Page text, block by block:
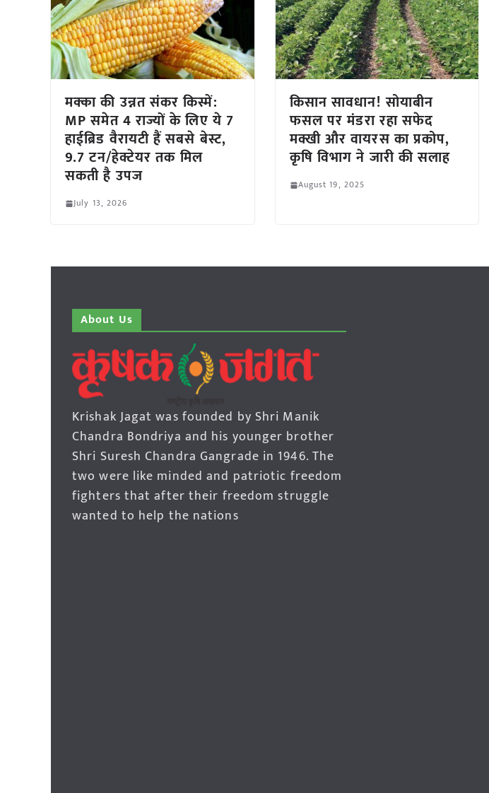
मक्का की उन्नत संकर किस्में:
MP समेत 4 राज्यों के लिए ये 7
हाईब्रिड वैरायटी हैं सबसे बेस्ट,
9.7 टन/हेक्टेयर तक मिल
सकती है उपज
July 13, 2026
किसान सावधान! सोयाबीन
फसल पर मंडरा रहा सफेद
मक्खी और वायरस का प्रकोप,
कृषि विभाग ने जारी की सलाह
August 19, 2025
About Us
Krishak Jagat was founded by Shri Manik
Chandra Bondriya and his younger brother
Shri Suresh Chandra Gangrade in 1946. The
two were like minded and patriotic freedom
fighters that after their freedom struggle
wanted to help the nations